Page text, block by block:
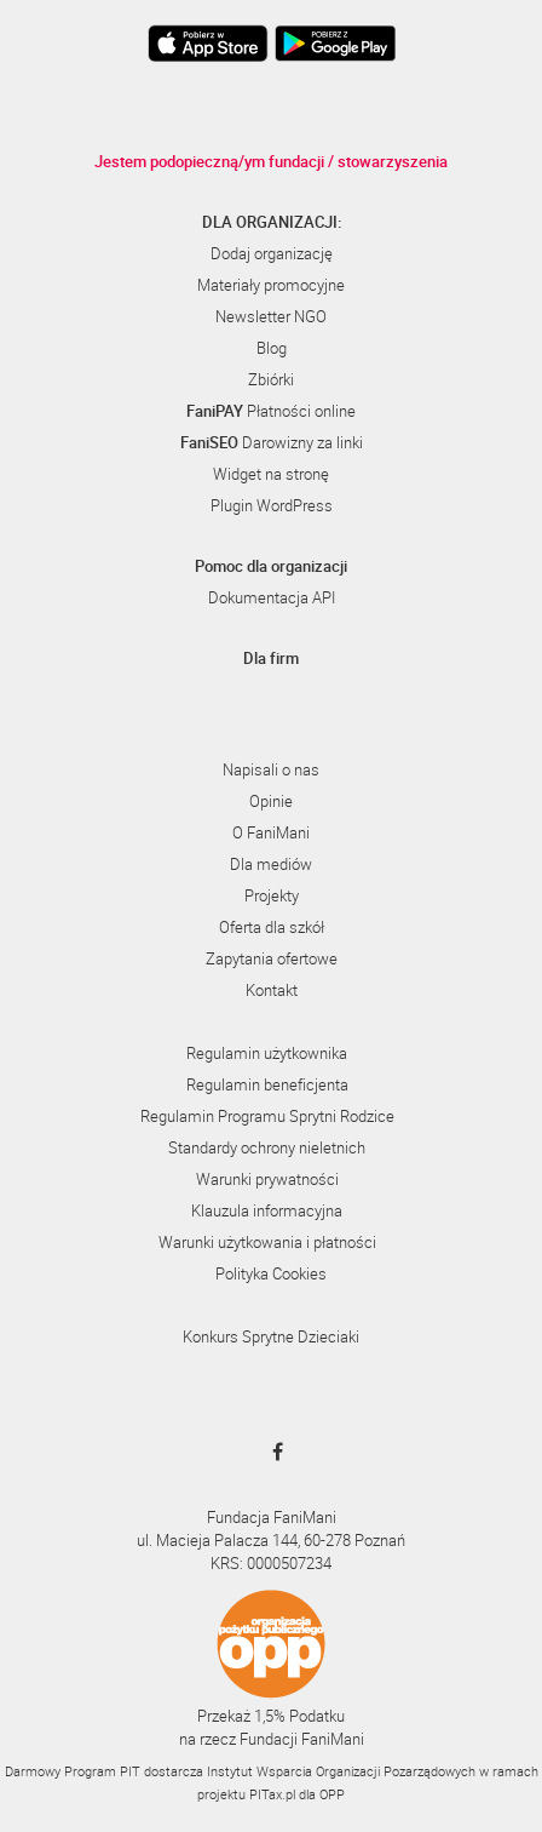
Jestem podopieczną/ym fundacji / stowarzyszenia
DLA ORGANIZACJI:
Dodaj organizację
Materiały promocyjne
Newsletter NGO
Blog
Zbiórki
FaniPAY Płatności online
FaniSEODarowizny za linki
Widget na stronę
Plugin WordPress
Pomoc dla organizacji
Dokumentacja API
Dla firm
Napisali o nas
Opinie
O FaniMani
Dla mediów
Projekty
Oferta dla szkół
Zapytania ofertowe
Kontakt
Regulamin użytkownika
Regulamin beneficjenta
Regulamin Programu Sprytni Rodzice
Standardy ochrony nieletnich
Warunki prywatności
Klauzula informacyjna
Warunki użytkowania i płatności
Polityka Cookies
Konkurs Sprytne Dzieciaki
Fundacja FaniMani
ul. Macieja Palacza 144, 60-278 Poznań
KRS: 0000507234
Przekaż 1,5% Podatku
na rzecz Fundacji FaniMani
Darmowy Program PIT dostarcza Instytut Wsparcia Organizacji Pozarządowych w ramach
projektu PITax.pl dla OPP